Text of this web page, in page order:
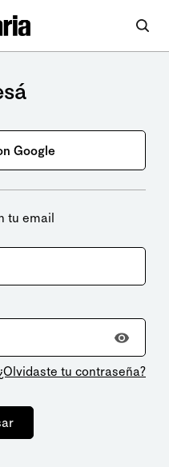
Google
tu email
¿Olvidaste tu contraseña?